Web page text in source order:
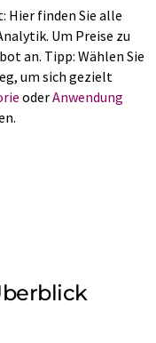
Hier finden Sie alle
Um Preise zu
an. Tipp: Wählen Sie
um sich gezielt
oderAnwendung